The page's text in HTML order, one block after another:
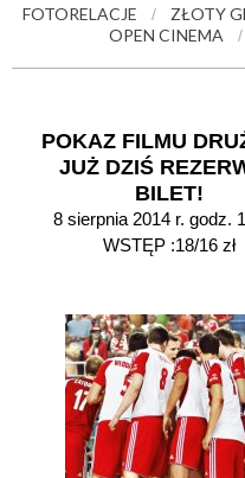
FOTORELACJE
/ ZŁOTY
OPEN CINEMA /
POKAZ FILMU
JUŻ DZIŚ
BILET!
8 sierpnia 2014 r. godz.
WSTĘP :18/16 zł